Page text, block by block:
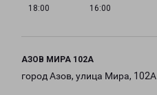
18:00
16:00
АЗОВ МИРА 102А
город Азов, улица Мира, 102А